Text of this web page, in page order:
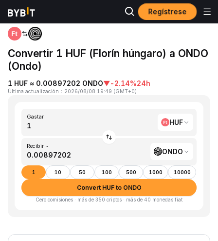
Regístrese
Inicio HUF to ONDO
Convertir 1 HUF (Florín húngaro) a ONDO
(Ondo)
1 HUF ≈ 0.00897202 ONDO▼-2.14%24h
Última actualización ： 2026/08/08 19:49 (GMT+0)
Gastar
HUF
Recibir ~
ONDO
1 10 50 100 500 1000 10000
Convert HUF to ONDO
Cero comisiones · más de 350 criptos · más de 40 monedas fiat